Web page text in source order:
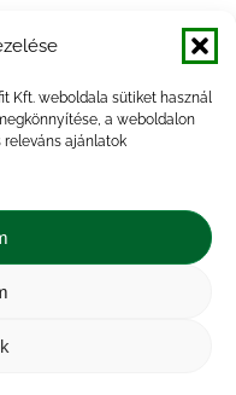
Kft. weboldala sütiket használ
a weboldalon
ajánlatok
a baromfivágás
búza betakarítása
|